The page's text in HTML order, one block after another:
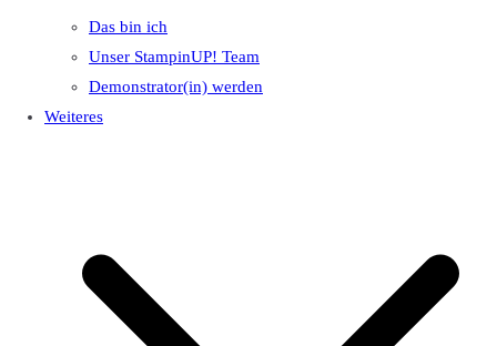
Das bin ich
Unser StampinUP! Team
Demonstrator(in) werden
Weiteres